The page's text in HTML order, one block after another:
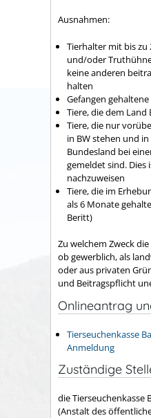
Ausnahmen:
Tierhalter mit bis zu
und/oder
keine anderen
halten
Gefangen
Tiere, die dem Land
Tiere, die nur
in BW stehen und
Bundesland bei
gemeldet sind.
nachzuweisen
Tiere, die im
als 6 Monate
Beritt)
Zu welchem Zweck
ob gewerblich, als
oder aus privaten
und Beitragspflicht
Onlineantrag
Tierseuchenkasse
Anmeldung
Zuständige
die Tierseuchenkasse
(Anstalt des